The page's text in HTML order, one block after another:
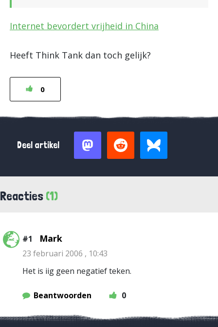
Internet bevordert vrijheid in China
Heeft Think Tank dan toch gelijk?
0
Deel artikel
Reacties (1)
#1 Mark
23 februari 2006 , 10:43
Het is iig geen negatief teken.
Beantwoorden 0